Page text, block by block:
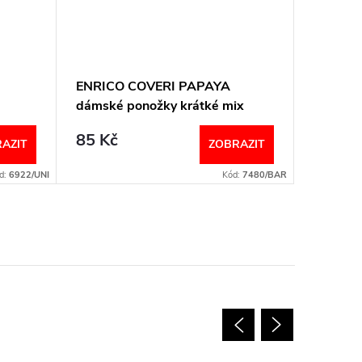
6922/UNI
ENRICO COVERI PAPAYA
dámské ponožky krátké mix
85 Kč ZOBRAZIT
Kód: 7480/BAR